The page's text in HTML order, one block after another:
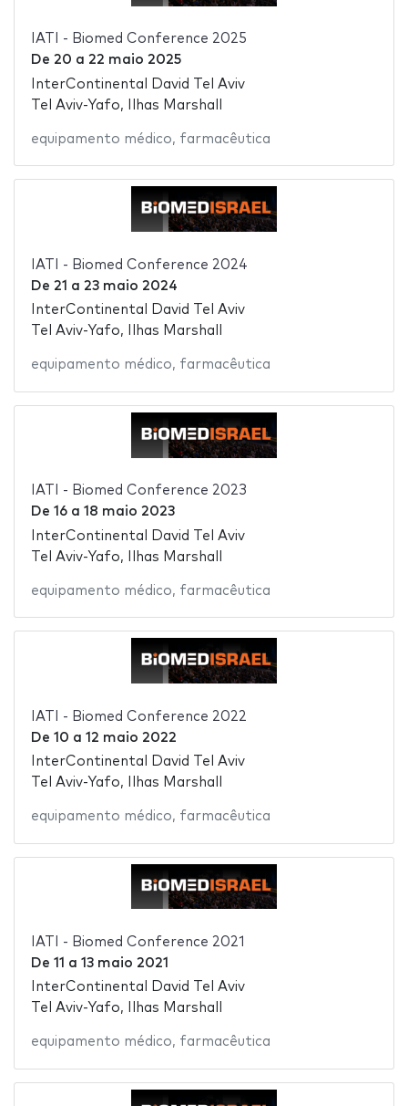
IATI - Biomed Conference 2025
De 20 a 22 maio 2025
InterContinental David Tel Aviv
Tel Aviv-Yafo, Ilhas Marshall
equipamento médico, farmacêutica
IATI - Biomed Conference 2024
De 21 a 23 maio 2024
InterContinental David Tel Aviv
Tel Aviv-Yafo, Ilhas Marshall
equipamento médico, farmacêutica
IATI - Biomed Conference 2023
De 16a 18 maio 2023
InterContinental David Tel Aviv
Tel Aviv-Yafo, Ilhas Marshall
equipamento médico, farmacêutica
IATI - Biomed Conference 2022
De 10 a 12 maio 2022
InterContinental David Tel Aviv
Tel Aviv-Yafo, Ilhas Marshall
equipamento médico, farmacêutica
IATI - Biomed Conference 2021
De 11 a 13 maio 2021
InterContinental David Tel Aviv
Tel Aviv-Yafo, Ilhas Marshall
equipamento médico, farmacêutica